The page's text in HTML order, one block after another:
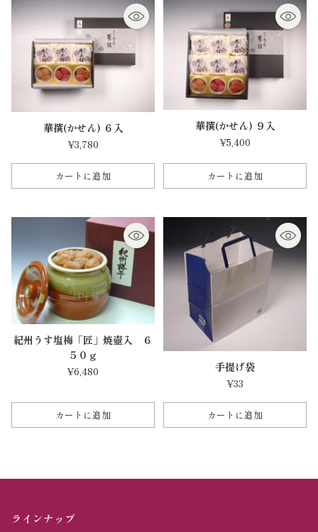
華撰(かせん) ６入
¥3,780
カートに追加
華撰(かせん) ９入
¥5,400
カートに追加
紀州うす塩梅「匠」焼壺入 ６
５０ｇ
¥6,480
カートに追加
手提げ袋
¥33
カートに追加
ラインナップ